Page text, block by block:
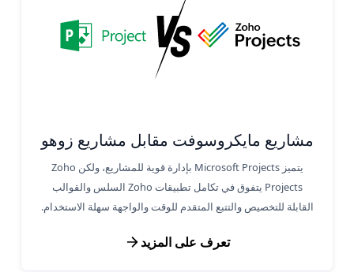
مشاريع مايكروسوفت مقابل مشاريع زوهو
يتميز Microsoft Projects بإدارة قوية للمشاريع، ولكن Zoho
Projects يتفوق في تكامل تطبيقات Zoho السلس والقوالب
القابلة للتخصيص والتتبع المتقدم للوقت والواجهة سهلة الاستخدام.
تعرف على المزيد